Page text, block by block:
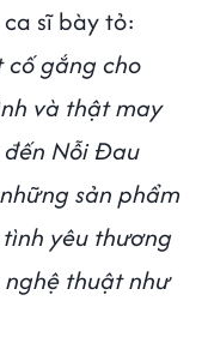
sĩ bày tỏ:
cố gắng cho
và thật may
Nỗi Đau
sản phẩm
yêu thương
thuật như